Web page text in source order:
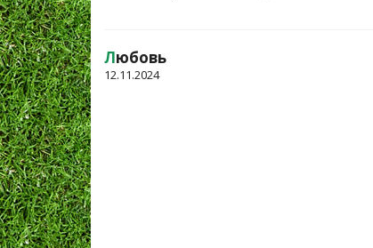
Любовь
12.11.2024